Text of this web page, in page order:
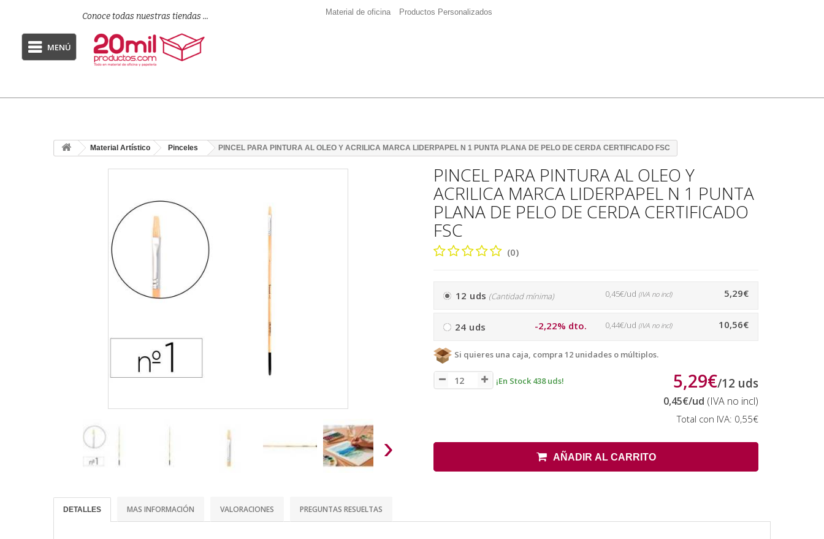
Conoce todas nuestras tiendas ... Material de oficina Productos Personalizados
MENÚ
Material Artístico Pinceles PINCEL PARA PINTURA AL OLEO Y ACRILICA MARCA LIDERPAPEL N 1 PUNTA PLANA DE PELO DE CERDA CERTIFICADO FSC
›
PINCEL PARA PINTURA AL OLEO Y
ACRILICA MARCA LIDERPAPEL N 1 PUNTA
PLANA DE PELO DE CERDA CERTIFICADO
FSC
(0)
12 uds (Cantidad mínima) 5,29€
0,45€/ud (IVA no incl)
24 uds -2,22% dto. 10,56€
0,44€/ud (IVA no incl)
Si quieres una caja, compra 12 unidades o múltiplos.
¡En Stock 438 uds! 5,29€/12 uds
0,45€/ud (IVA no incl)
Total con IVA: 0,55€
AÑADIR AL CARRITO
DETALLES MAS INFORMACIÓN VALORACIONES PREGUNTAS RESUELTAS